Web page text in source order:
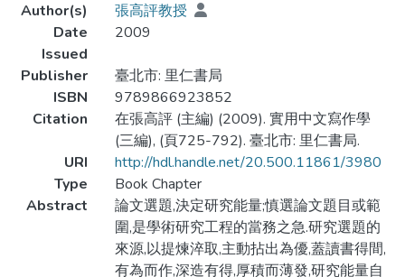
Author(s)
張高評教授
Date
Issued
2009
Publisher
臺北市: 里仁書局
ISBN
9789866923852
Citation
在張高評 (主編) (2009). 實用中文寫作學
(三編), (頁725-792). 臺北市: 里仁書局.
URI
http://hdl.handle.net/20.500.11861/3980
Type
Book Chapter
Abstract
論文選題,決定研究能量;慎選論文題目或範
圍,是學術研究工程的當務之急.研究選題的
來源,以提煉淬取,主動拈出為優,蓋讀書得間,
有為而作,深造有得,厚積而薄發,研究能量自